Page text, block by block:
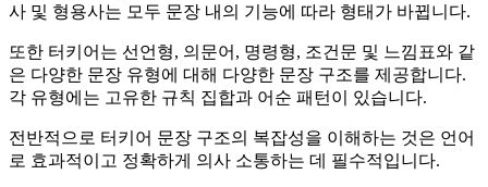
사 및 형용사는 모두 문장 내의 기능에 따라 형태가 바뀝니다.
또한 터키어는 선언형, 의문어, 명령형, 조건문 및 느낌표와 같
은 다양한 문장 유형에 대해 다양한 문장 구조를 제공합니다.
각 유형에는 고유한 규칙 집합과 어순 패턴이 있습니다.
전반적으로 터키어 문장 구조의 복잡성을 이해하는 것은 언어
로 효과적이고 정확하게 의사 소통하는 데 필수적입니다.